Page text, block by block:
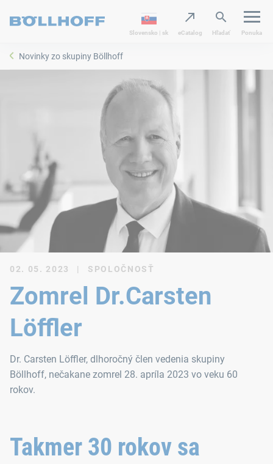
Slovensko | sk eCatalog Hľadať Ponuka
Novinky zo skupiny Böllhoff
02. 05. 2023 | SPOLOČNOSŤ
Zomrel Dr.Carsten
Löffler
Dr. Carsten Löffler, dlhoročný člen vedenia skupiny
Böllhoff, nečakane zomrel 28. apríla 2023 vo veku 60
rokov.
Takmer 30 rokov sa